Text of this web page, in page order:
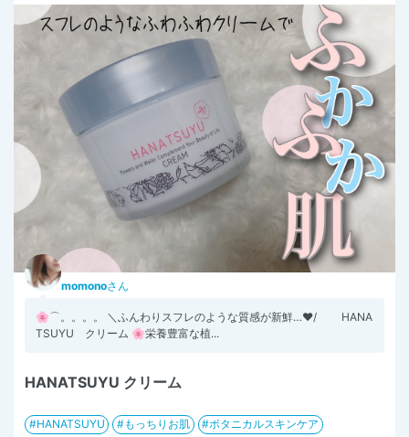
momonoさん
🌸⌒。。。。 ＼ふんわりスフレのような質感が新鮮…♥/ HANA
TSUYU クリーム 🌸栄養豊富な植...
HANATSUYU クリーム
HANATSUYU もっちりお肌
ボタニカルスキンケア